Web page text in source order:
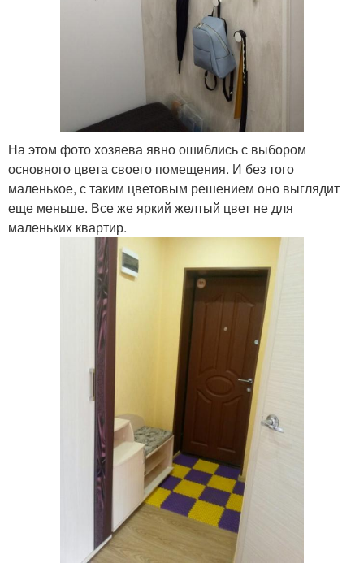
На этом фото хозяева явно ошиблись с выбором
основного цвета своего помещения. И без того
маленькое, с таким цветовым решением оно выглядит
еще меньше. Все же яркий желтый цвет не для
маленьких квартир.